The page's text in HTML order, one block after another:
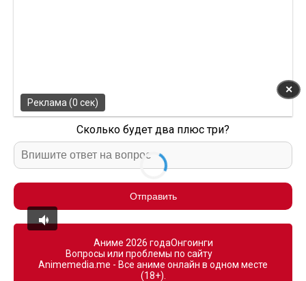
Сколько будет два плюс три?
Отправить
Аниме 2026 годаОнгоинги
Вопросы или проблемы по сайту
Animemedia.me - Все аниме онлайн в одном месте
(18+).
✕
Реклама (0 сек)